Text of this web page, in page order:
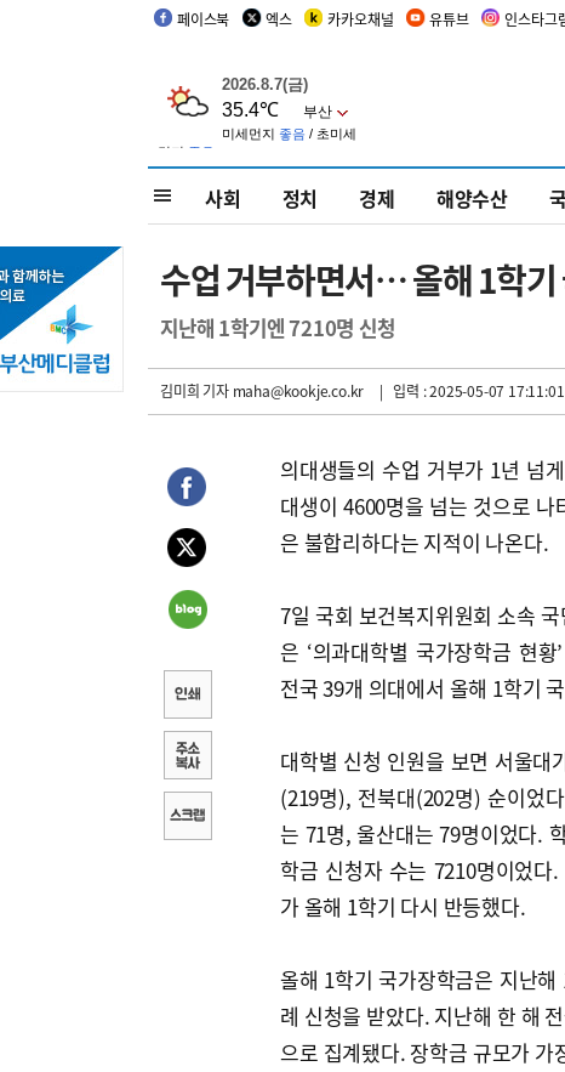
페이스북 엑스 카카오채널 유튜브 인스타그
사회 정치 경제 해양수산
수업 거부하면서… 올해 1학
지난해 1학기엔 7210명 신청
김미희 기자maha@kookje.co.kr | 입력 : 2025-05-07 17:11:01
의대생들의 수업 거부가 1년 넘
대생이 4600명을 넘는 것으로
은 불합리하다는 지적이 나온다.
7일 국회 보건복지위원회 소속
은 ‘의과대학별 국가장학금 현
전국 39개 의대에서 올해 1학기
대학별 신청 인원을 보면 서울대
(219명), 전북대(202명) 순이었
는 71명, 울산대는 79명이었다.
학금 신청자 수는 7210명이었
가 올해 1학기 다시 반등했다.
올해 1학기 국가장학금은 지난
례 신청을 받았다. 지난해 한 해
으로 집계됐다. 장학금 규모가 가